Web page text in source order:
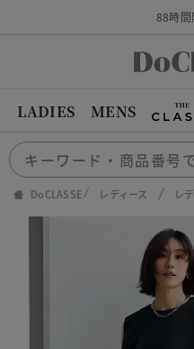
88時間
LADIES MENS
DoCLASSE レディース レ